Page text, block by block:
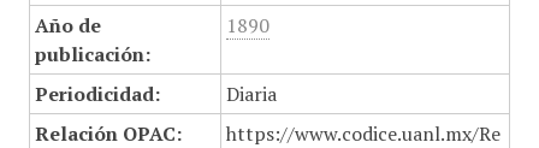
Año de
publicación:
1890
Periodicidad:
Diaria
Relación OPAC:
https://www.codice.uanl.mx/Re